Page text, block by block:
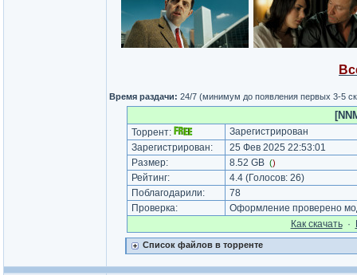
Время раздачи: 24/7 (минимум до появления первых 3-5
Торрент:
Зарегистрирован
Зарегистрирован:
25 Фев 2025 22:53:01
Размер:
8.52 GB ()
Рейтинг: 4.4(Голосов: 26)
Поблагодарили:
78
Проверка:
Оформление проверено
Как cкачать·
Список файлов в торренте